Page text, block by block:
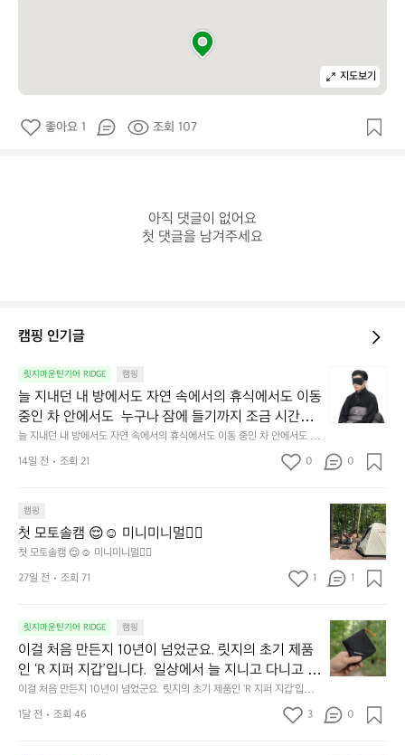
지도보기
좋아요 1 조회 107
아직 댓글이 없어요
첫 댓글을 남겨주세요
캠핑 인기글
릿지마운틴기어 RIDGE 캠핑
늘 지내던 내 방에서도 자연 속에서의 휴식에서도 이동
중인 차 안에서도  누구나 잠에 들기까지 조금 시간이
걸리는 순간이 있습니다.  그럴 때는 차분하게 눈을 가
려보세요. 마치 암막 커튼을 조용히 내리듯이.  Polarte
c® Wind Pro™의 온기가 눈가를 포근히 감싸줍니다.
줍니다.  이 슬립 웜을 쓰는 것만으로 그곳은 나만의 밤
이 됩니다.  안녕히 주무세요.
늘 지내던 내 방에서도 자연 속에서의 휴식에서도 이동 중인 차 안에서도  누
구나 잠에 들기까지 조금 시간이 걸리는 순간이 있습니다.  그럴 때는 차분하
게 눈을 가려보세요. 마치 암막 커튼을 조용히 내리듯이.  Polartec® Wind
밤이 됩니다.  안녕히 주무세요.
내
던
방
도
자
연
속
에
의
휴
식
에
도
이
14일 전 조회 21 0 0
캠핑
첫 모토솔캠 😌☺️ 미니미니멀👌🏼
첫 모토솔캠 😌☺️ 미니미니멀👌🏼
첫
모
토
솔
캠
☺️
미
니
미
멀
👌🏼
27일 전 조회 71 1 1
릿지마운틴기어 RIDGE 캠핑
이걸 처음 만든지 10년이 넘었군요. 릿지의 초기 제품
인 ‘R 지퍼 지갑’입니다.  일상에서 늘 지니고 다니고 싶
어지는 물건에는 크기, 무게, 형태, 색감 사이의 아주 미
묘한 밸런스가 존재합니다.  예를 들자면 일에 집중하
느라 책상 위 가장자리에 대충 걸쳐 놓아도 시야에 걸
이걸 처음 만든지 10년이 넘었군요. 릿지의 초기 제품인 ‘R 지퍼 지갑’입니
다.  일상에서 늘 지니고 다니고 싶어지는 물건에는 크기, 무게, 형태, 색감
사이의 아주 미묘한 밸런스가 존재합니다.  예를 들자면 일에 집중하느라 책
이
걸
처
음
든
1달 전 조회 46 3 0